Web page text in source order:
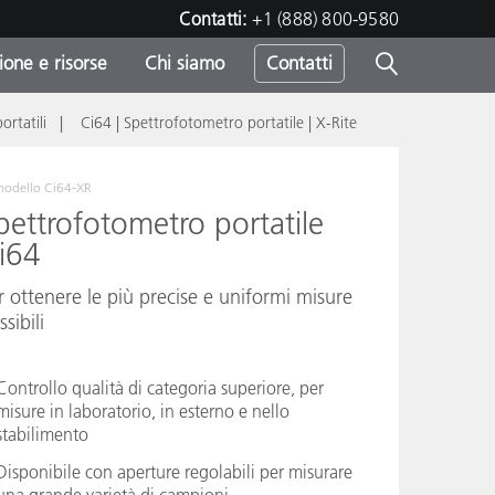
Contatti: +1 (888) 800-9580
e risorse Chi siamo Contatti
Ci64 | Spettrofotometro portatile | X-Rite
Ci64-XR
portatile
ottenere le più precise e uniformi misure
qualità di categoria superiore, per
in laboratorio, in esterno e nello
con aperture regolabili per misurare